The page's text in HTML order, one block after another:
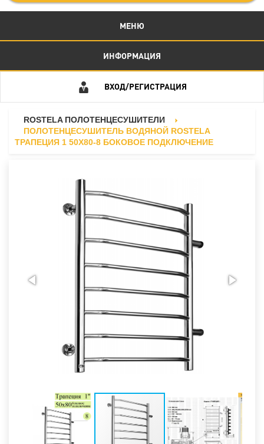
МЕНЮ
ИНФОРМАЦИЯ
ВХОД/РЕГИСТРАЦИЯ
ROSTELA ПОЛОТЕНЦЕСУШИТЕЛИ
ПОЛОТЕНЦЕСУШИТЕЛЬ ВОДЯНОЙ ROSTELA
ТРАПЕЦИЯ 1 50X80-8 БОКОВОЕ ПОДКЛЮЧЕНИЕ